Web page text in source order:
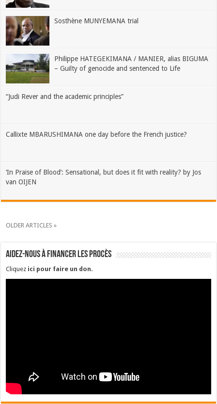
Sosthène MUNYEMANA trial
Philippe HATEGEKIMANA / MANIER, alias BIGUMA
– Guilty of genocide and sentenced to Life
“Judi Rever and the academic principles”
Callixte MBARUSHIMANA one day before the French justice?
‘In Praise of Blood’: Sensational, but does it fit with reality? by Jos
van OIJEN
OLDER ARTICLES »
Aidez-nous à financer les procès
Cliquez ici pour faire un don.